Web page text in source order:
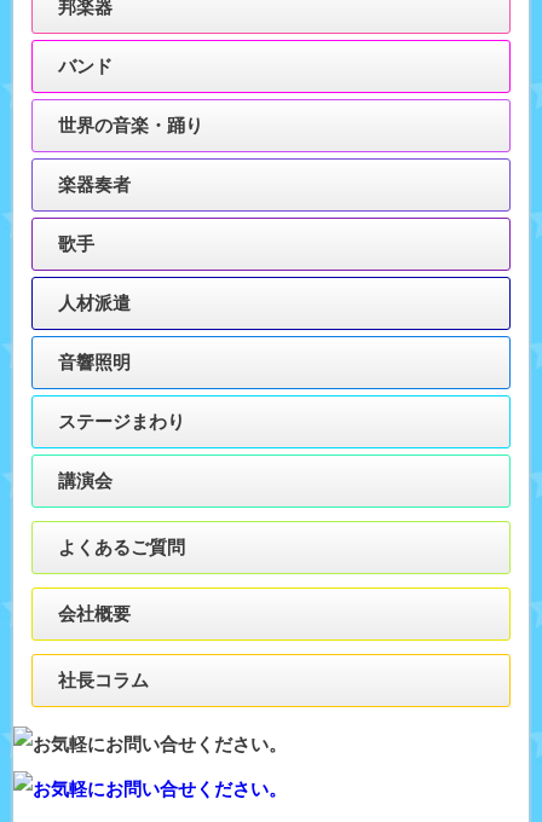
邦楽器
バンド
世界の音楽・踊り
楽器奏者
歌手
人材派遣
音響照明
ステージまわり
講演会
よくあるご質問
会社概要
社長コラム